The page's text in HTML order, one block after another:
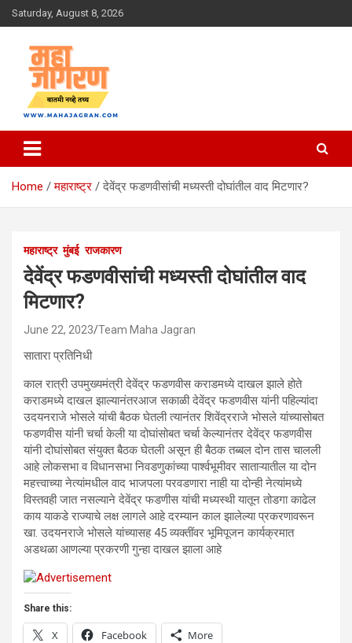
Skip
to
Saturday, August 8, 2026
महा जागरण
Home महाराष्ट्र देवेंद्र फडणवीसांची मध्यस्ती दोघांतील वाद मिटणार?
महाराष्ट्र मुंबई राजकारण
देवेंद्र फडणवीसांची मध्यस्ती दोघांतील वाद
मिटणार?
June 22, 2023 Team Maha Jagran
सातारा प्रतिनिधी
काल रात्री उपमुख्यमंत्री देवेंद्र फडणवीस कराडमध्ये दाखल झाले होते
कराडमध्ये दाखल झाल्यानंतरआज सकाळी देवेंद्र फडणवीस यांनी पहिल्यांदा
उदयनराजे भोसले यांची बैठक घेतली त्यानंतर शिवेंद्रराजे भोसले यांच्यासोबत
फडणवीस यांनी चर्चा केली या दोघांसोबत चर्चा केल्यानंतर देवेंद्र फडणवीस
यांनी दोघांसोबत संयुक्त बैठक घेतली असून ही बैठक तब्बल दोन तास चालली
आहे लोकसभा व विधानसभा निवडणुकांच्या पार्श्वभूमीवर साताऱ्यातील या दोन
महत्त्वाच्या नेत्यांमधील वाद भाजपला परवडणारा नाही या दोन्ही नेत्यांमध्ये
विस्तवही जात नसल्याने देवेंद्र फडणीस यांची मध्यस्थी यातून तोडगा काढेल
काय याकडे राज्याचे लक्ष लागले आहे दरम्यान काल झालेल्या प्रकरणावरून
खा. उदयनराजे भोसले यांच्यासह 45 व्यक्तींवर भूमिपूजन कार्यक्रमात
अडथळा आणल्या प्रकरणी गुन्हा दाखल झाला आहे
Share this:
X Facebook More